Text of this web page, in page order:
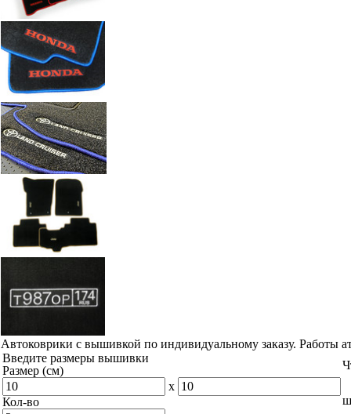
Автоковрики с вышивкой по индивидуальному заказу. Работы
Введите размеры вышивки
Размер (см)
x
Кол-во